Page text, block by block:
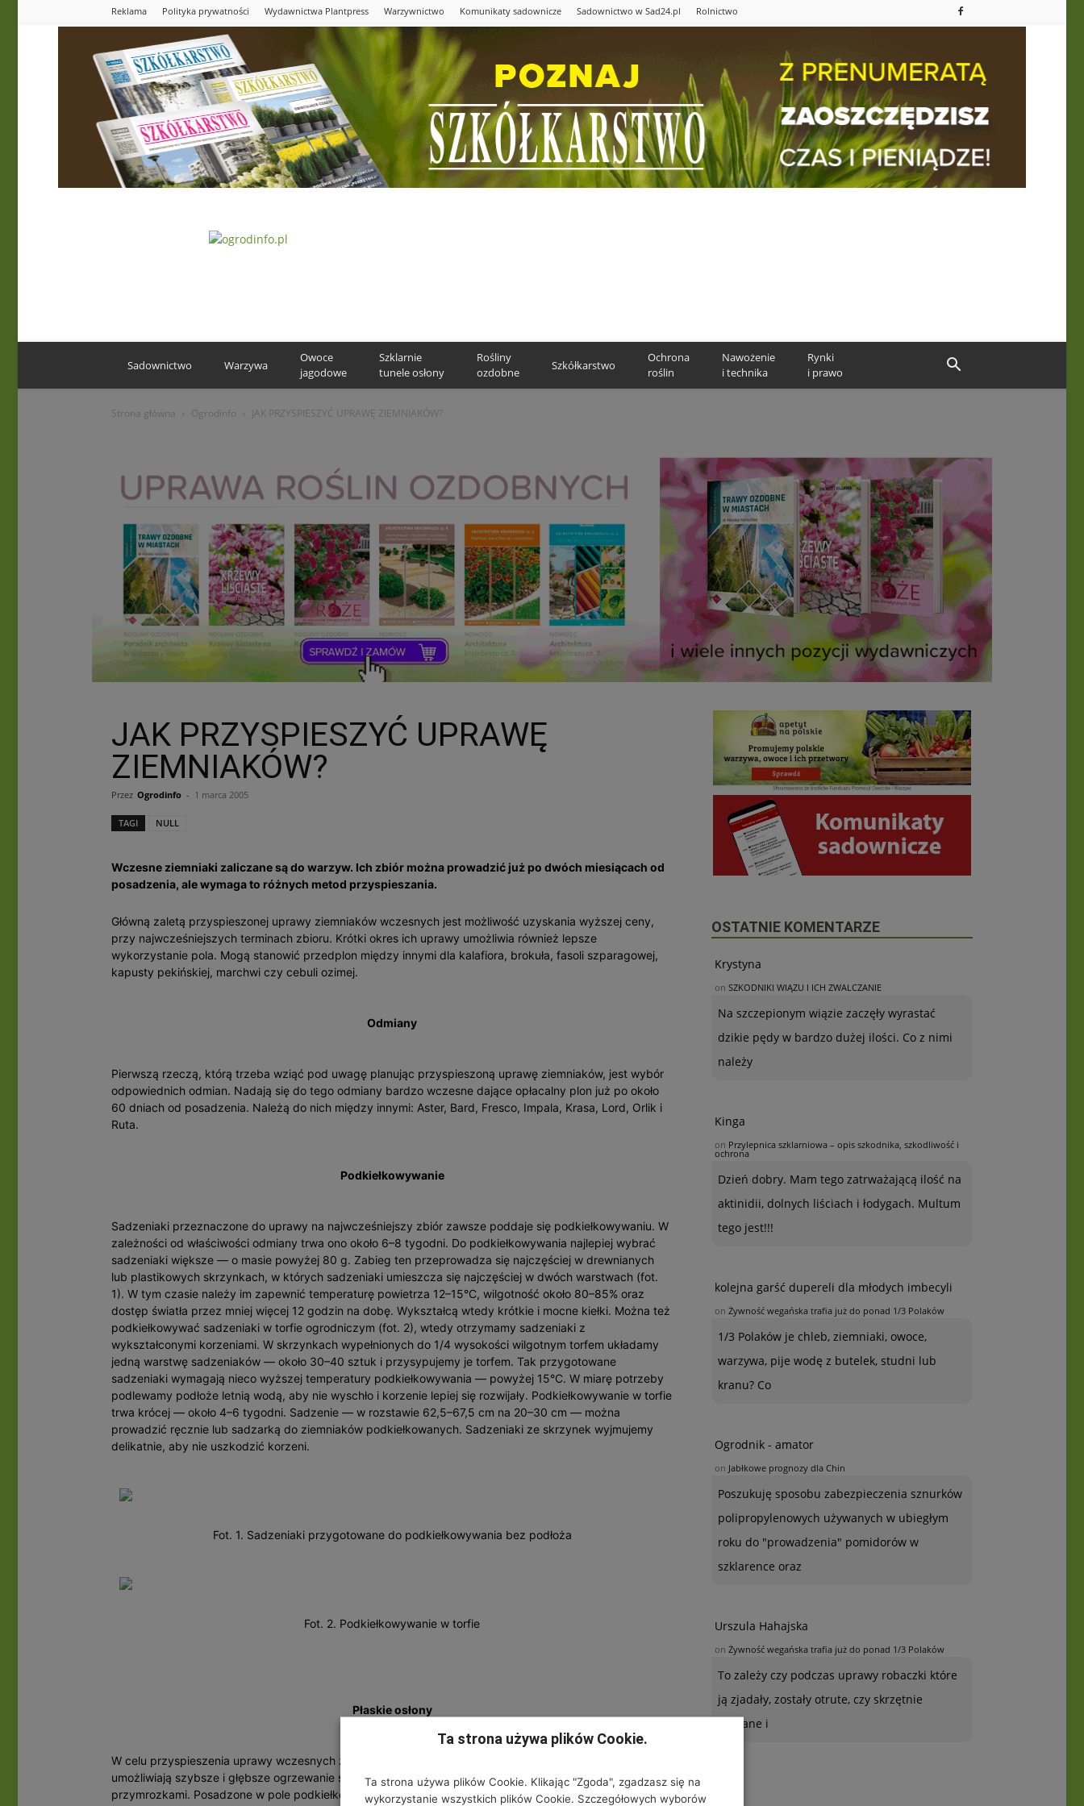
Reklama Polityka prywatności Wydawnictwa Plantpress Warzywnictwo Komunikaty sadownicze Sadownictwo w Sad24.pl Rolnictwo
Sadownictwo Warzywa
Owoce
jagodowe
Szklarnie
tunele osłony
Rośliny
ozdobne
Szkółkarstwo
Ochrona
roślin
Nawożenie
i technika
Rynki
i prawo
Strona główna Ogrodinfo JAK PRZYSPIESZYĆ UPRAWĘ ZIEMNIAKÓW?
JAK PRZYSPIESZYĆ UPRAWĘ
ZIEMNIAKÓW?
Przez Ogrodinfo - 1 marca 2005
TAGI NULL
Wczesne ziemniaki zaliczane są do warzyw. Ich zbiór można prowadzić już po dwóch miesiącach od
posadzenia, ale wymaga to różnych metod przyspieszania.
Główną zaletą przyspieszonej uprawy ziemniaków wczes­nych jest możliwość uzyskania wyższej ceny,
przy najwcześniejszych terminach zbioru. Krótki okres ich uprawy umożliwia również lepsze
wykorzystanie pola. Mogą stanowić przedplon między innymi dla kalafiora, brokuła, fasoli szparagowej,
kapusty pekińskiej, marchwi czy cebuli ozimej.
Odmiany
Pierwszą rzeczą, którą trzeba wziąć pod uwagę planując przyspieszoną uprawę ziemniaków, jest wybór
odpowiednich odmian. Nadają się do tego odmiany bardzo wczesne dające opłacalny plon już po około
60 dniach od posadzenia. Należą do nich między innymi: Aster, Bard, Fresco, Impala, Krasa, Lord, Orlik i
Ruta.
Podkiełkowywanie
Sadzeniaki przeznaczone do uprawy na najwcześniejszy zbiór zawsze poddaje się podkiełkowywaniu. W
zależnoś­ci od właściwości odmiany trwa ono około 6–8 tygodni. Do podkiełkowywania najlepiej wybrać
sadzeniaki większe — o masie powyżej 80 g. Zabieg ten przeprowadza się najczęściej w drewnianych
lub plastikowych skrzynkach, w których sadzeniaki umieszcza się najczęściej w dwóch warstwach (fot.
1). W tym czasie należy im zapewnić temperaturę powietrza 12–15°C, wilgotność około 80–85% oraz
dostęp światła przez mniej więcej 12 godzin na dobę. Wykształcą wtedy krótkie i mocne kiełki. Można też
podkiełkowywać sadzeniaki w torfie ogrodniczym (fot. 2), wtedy otrzymamy sadzeniaki z
wykształconymi korzeniami. W skrzynkach wypełnionych do 1/4 wysokości wilgotnym torfem układamy
jedną warstwę sadzeniaków — około 30–40 sztuk i przysypujemy je torfem. Tak przygotowane
sadzeniaki wymagają nieco wyższej temperatury podkiełkowywania — powyżej 15°C. W miarę potrzeby
podlewamy podłoże letnią wodą, aby nie wyschło i korzenie lepiej się rozwijały. Podkiełkowywanie w torfie
trwa krócej — około 4–6 tygodni. Sadzenie — w rozstawie 62,5–67,5 cm na 20–30 cm — można
prowadzić ręcznie lub sadzarką do ziemniaków podkiełkowanych. Sadzeniaki ze skrzynek wyjmujemy
delikatnie, aby nie uszkodzić korzeni.
Fot. 1. Sadzeniaki przygotowane do podkiełkowywania bez podłoża
Fot. 2. Podkiełkowywanie w torfie
Płaskie osłony
W celu przyspieszenia uprawy wczesnych ziemniaków konieczne jest wykorzystanie płaskich osłon, które
umożliwiają szybsze i głębsze ogrzewanie się gleby oraz zabezpieczają młode rośliny przed
przymrozkami. Posadzone w pole podkiełkowane sadzeniaki nakrywamy włókniną polipropylenową lub
OSTATNIE KOMENTARZE
Krystyna
on SZKODNIKI WIĄZU I ICH ZWALCZANIE
Na szczepionym wiązie zaczęły wyrastać
dzikie pędy w bardzo dużej ilości. Co z nimi
należy
Kinga
on Przylepnica szklarniowa – opis szkodnika, szkodliwość i
ochrona
Dzień dobry. Mam tego zatrważającą ilość na
aktinidii, dolnych liściach i łodygach. Multum
tego jest!!!
kolejna garść dupereli dla młodych imbecyli
on Żywność wegańska trafia już do ponad 1/3 Polaków
1/3 Polaków je chleb, ziemniaki, owoce,
warzywa, pije wodę z butelek, studni lub
kranu? Co
Ogrodnik - amator
on Jabłkowe prognozy dla Chin
Poszukuję sposobu zabezpieczenia sznurków
polipropylenowych używanych w ubiegłym
roku do "prowadzenia" pomidorów w
szklarence oraz
Urszula Hahajska
on Żywność wegańska trafia już do ponad 1/3 Polaków
To zależy czy podczas uprawy robaczki które
ją zjadały, zostały otrute, czy skrzętnie
zebrane i
Ta strona używa plików Cookie.
Ta strona używa plików Cookie. Klikając "Zgoda", zgadzasz się na
wykorzystanie wszystkich plików Cookie. Szczegółowych wyborów